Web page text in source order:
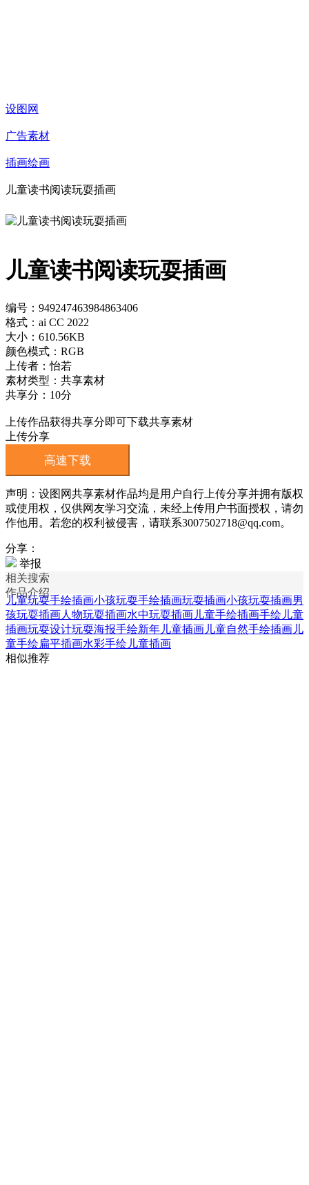
设图网
广告素材
插画绘画
儿童读书阅读玩耍插画
儿童读书阅读玩耍插画
编号：949247463984863406
格式：ai CC 2022
大小：610.56KB
颜色模式：RGB
上传者：怡若
素材类型：共享素材
共享分：10分
上传作品获得共享分即可下载共享素材
上传分享
高速下载
声明：设图网共享素材作品均是用户自行上传分享并拥有版权
或使用权，仅供网友学习交流，未经上传用户书面授权，请勿
作他用。若您的权利被侵害，请联系3007502718@qq.com。
分享：
举报
相关搜索
作品介绍
儿童玩耍手绘插画小孩玩耍手绘插画玩耍插画小孩玩耍插画男
孩玩耍插画人物玩耍插画水中玩耍插画 儿童手绘插画手绘儿童
插画玩耍设计玩耍海报手绘新年儿童插画 儿童自然手绘插画 儿
童手绘扁平插画水彩手绘儿童插画
相似推荐